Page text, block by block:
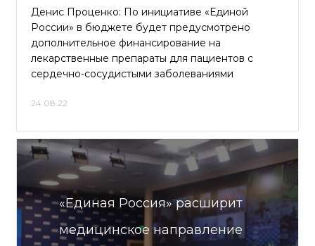
Денис Проценко: По инициативе «Единой
России» в бюджете будет предусмотрено
дополнительное финансирование на
лекарственные препараты для пациентов с
сердечно-сосудистыми заболеваниями
24.08.22
«Единая Россия» расширит
медицинское направление